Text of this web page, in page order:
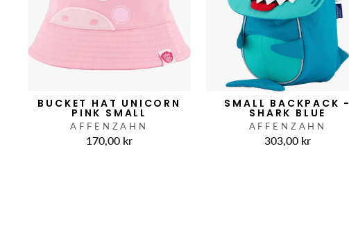
BUCKET HAT UNICORN
PINK SMALL
AFFENZAHN
170,00 kr
SMALL BACKPACK -
SHARK BLUE
AFFENZAHN
303,00 kr